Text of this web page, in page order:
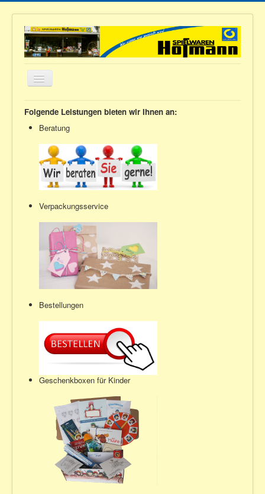
Navigation
Home
Über uns
Service
Rundgang
Sortiment
Kontakt
Anfahrt
Folgende Leistungen bieten wir Ihnen an:
Beratung
Verpackungsservice
Bestellungen
Geschenkboxen für Kinder